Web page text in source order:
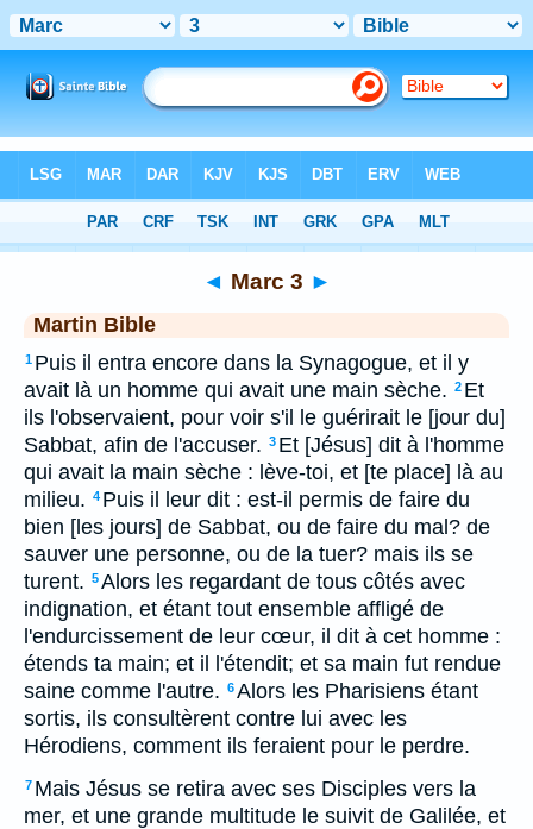
◄ Marc 3 ►
Martin Bible
1 Puis il entra encore dans la Synagogue, et il y
avait là un homme qui avait une main sèche. 2 Et
ils l'observaient, pour voir s'il le guérirait le [jour du]
Sabbat, afin de l'accuser. 3 Et [Jésus] dit à l'homme
qui avait la main sèche : lève-toi, et [te place] là au
milieu. 4 Puis il leur dit : est-il permis de faire du
bien [les jours] de Sabbat, ou de faire du mal? de
sauver une personne, ou de la tuer? mais ils se
turent. 5Alors les regardant de tous côtés avec
indignation, et étant tout ensemble affligé de
l'endurcissement de leur cœur, il dit à cet homme :
étends ta main; et il l'étendit; et sa main fut rendue
saine comme l'autre. 6Alors les Pharisiens étant
sortis, ils consultèrent contre lui avec les
Hérodiens, comment ils feraient pour le perdre.
7 Mais Jésus se retira avec ses Disciples vers la
mer, et une grande multitude le suivit de Galilée, et